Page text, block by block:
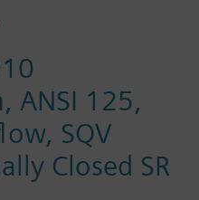
ANSI 125,
SQV
Closed SR